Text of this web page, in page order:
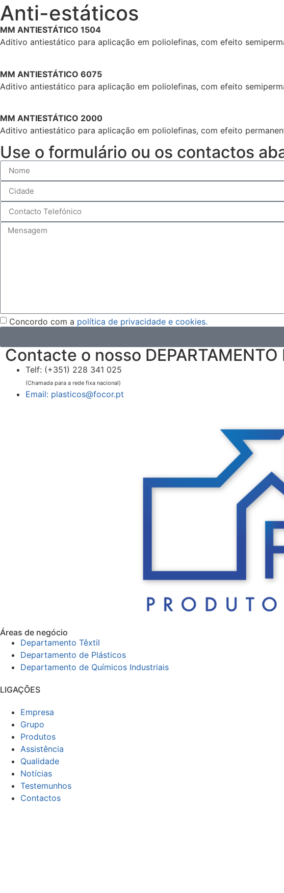
Anti-estáticos
MM ANTIESTÁTICO 1504
Aditivo antiestático para aplicação em poliolefinas, com efeito
MM ANTIESTÁTICO 6075
Aditivo antiestático para aplicação em poliolefinas, com efeito
MM ANTIESTÁTICO 2000
Aditivo antiestático para aplicação em poliolefinas, com efeito
Use o formulário ou os contactos
Concordo com a política de privacidade e cookies.
Contacte o nosso DEPARTAMENTO
Telf: (+351) 228 341 025
(Chamada para a rede fixa nacional)
Email: plasticos@focor.pt
Áreas de negócio
Departamento Têxtil
Departamento de Plásticos
Departamento de Químicos Industriais
LIGAÇÕES
Empresa
Grupo
Produtos
Assistência
Qualidade
Notícias
Testemunhos
Contactos